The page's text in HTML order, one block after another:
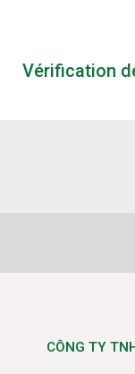
CÔNG TY